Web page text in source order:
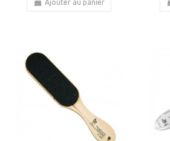
Ajouter au panier